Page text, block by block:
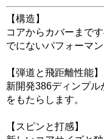
【構造】
コアからカバーまで
でにないパフォーマ
【弾道と飛距離性能】
新開発386ディンプ
をもたらします。
【スピンと打感】